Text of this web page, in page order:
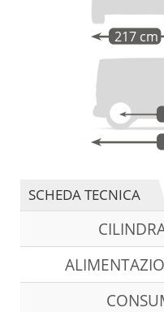
217 cm
SCHEDA TECNICA